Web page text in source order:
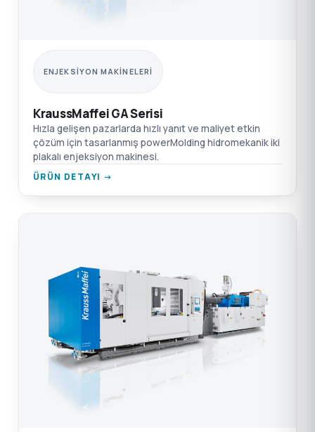
ENJEKSIYON MAKINELERI
KraussMaffei GA Serisi
Hızla gelişen pazarlarda hızlı yanıt ve maliyet etkin
çözüm için tasarlanmış powerMolding hidromekanik iki
plakalı enjeksiyon makinesi.
ÜRÜN DETAYI →